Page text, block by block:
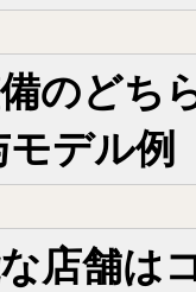
のどち
デル例
店舗は